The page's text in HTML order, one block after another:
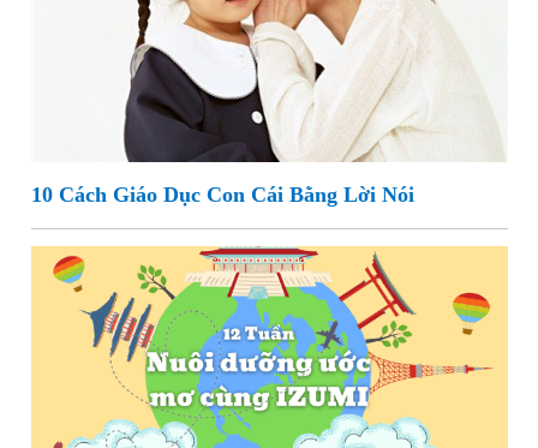
10 Cách Giáo Dục Con Cái Bằng Lời Nói